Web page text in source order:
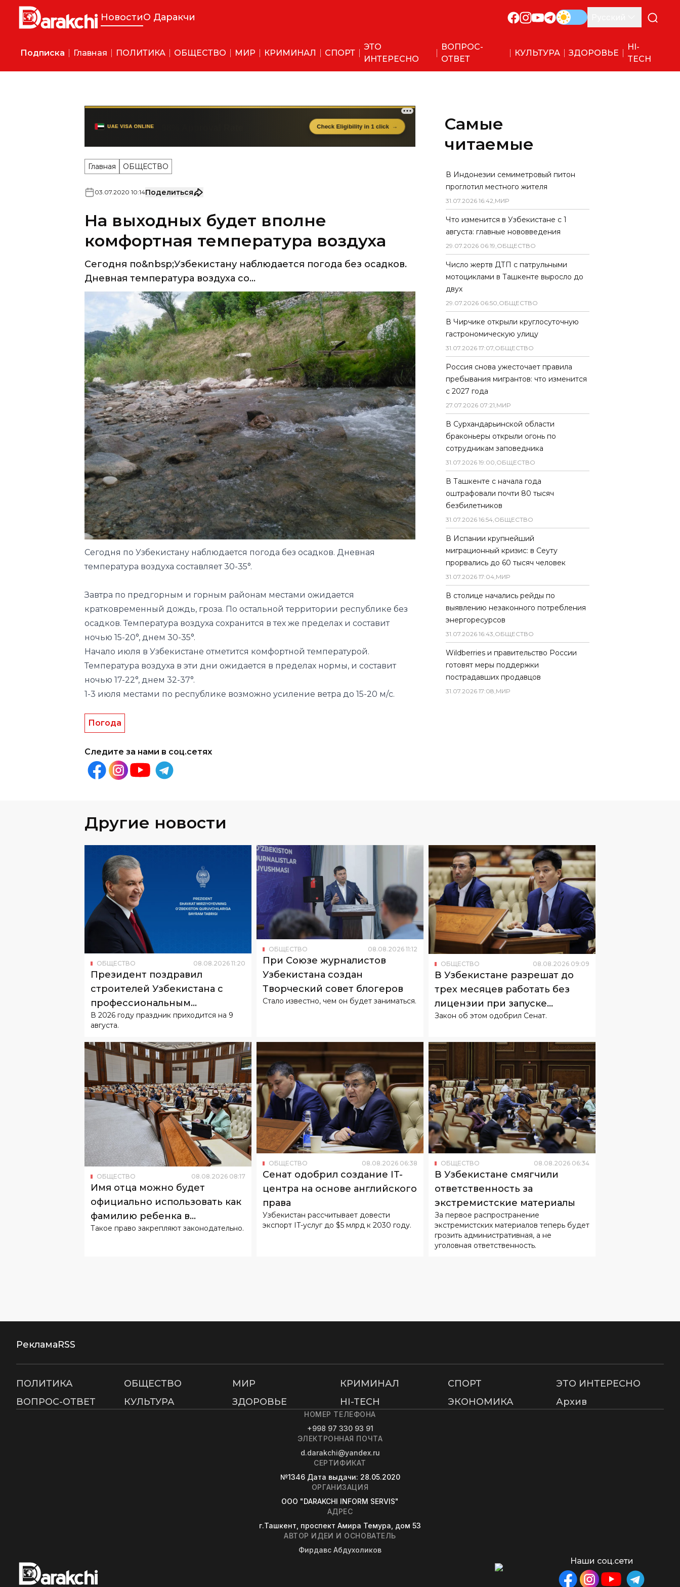
НовостиО Даракчи
Подписка Главная ПОЛИТИКА ОБЩЕСТВО МИР КРИМИНАЛ СПОРТ
ЭТО
ИНТЕРЕСНО
ВОПРОС-
ОТВЕТ
КУЛЬТУРА ЗДОРОВЬЕ
HI-
TECH
Главная ОБЩЕСТВО
03 07 2020 10:14Поделиться
На выходных будет вполне
комфортная температура воздуха
Сегодня по&nbsp;Узбекистану наблюдается погода без осадков.
Дневная температура воздуха со...
Сегодня по Узбекистану наблюдается погода без осадков. Дневная
температура воздуха составляет 30-35°.
Завтра по предгорным и горным районам местами ожидается
кратковременный дождь, гроза. По остальной территории республике без
осадков. Температура воздуха сохранится в тех же пределах и составит
ночью 15-20°, днем 30-35°.
Начало июля в Узбекистане отметится комфортной температурой.
Температура воздуха в эти дни ожидается в пределах нормы, и составит
ночью 17-22°, днем 32-37°.
1-3 июля местами по республике возможно усиление ветра до 15-20 м/с.
Погода
Следите за нами в соц.сетях
Самые
читаемые
В Индонезии семиметровый питон
проглотил местного жителя
31.07.2026 16:42,МИР
Что изменится в Узбекистане с 1
августа: главные нововведения
29.07.2026 06:19,ОБЩЕСТВО
Число жертв ДТП с патрульными
мотоциклами в Ташкенте выросло до
двух
29.07.2026 06:50,ОБЩЕСТВО
В Чирчике открыли круглосуточную
гастрономическую улицу
31.07.2026 17:07,ОБЩЕСТВО
Россия снова ужесточает правила
пребывания мигрантов: что изменится
с 2027 года
27.07.2026 07:21,МИР
В Сурхандарьинской области
браконьеры открыли огонь по
сотрудникам заповедника
31.07.2026 19:00,ОБЩЕСТВО
В Ташкенте с начала года
оштрафовали почти 80 тысяч
безбилетников
31.07.2026 16:54,ОБЩЕСТВО
В Испании крупнейший
миграционный кризис: в Сеуту
прорвались до 60 тысяч человек
31.07.2026 17:04,МИР
В столице начались рейды по
выявлению незаконного потребления
энергоресурсов
31.07.2026 16:43,ОБЩЕСТВО
Wildberries и правительство России
готовят меры поддержки
пострадавших продавцов
31.07.2026 17:08,МИР
Другие новости
ОБЩЕСТВО 08.08.2026 11:20
Президент поздравил
строителей Узбекистана с
профессиональным
праздником
В 2026 году праздник приходится на 9
августа.
ОБЩЕСТВО 08.08.2026 11:12
При Союзе журналистов
Узбекистана создан
Творческий совет блогеров
Стало известно, чем он будет заниматься.
ОБЩЕСТВО 08.08.2026 09:09
В Узбекистане разрешат до
трех месяцев работать без
лицензии при запуске
бизнеса
Закон об этом одобрил Сенат.
ОБЩЕСТВО 08.08.2026 08:17
Имя отца можно будет
официально использовать как
фамилию ребенка в
Узбекистане
Такое право закрепляют законодательно.
ОБЩЕСТВО 08.08.2026 06:38
Сенат одобрил создание IT-
центра на основе английского
права
Узбекистан рассчитывает довести
экспорт IT-услуг до $5 млрд к 2030 году.
ОБЩЕСТВО 08.08.2026 06:34
В Узбекистане смягчили
ответственность за
экстремистские материалы
За первое распространение
экстремистских материалов теперь будет
грозить административная, а не
уголовная ответственность.
РекламаRSS
ПОЛИТИКА ОБЩЕСТВО МИР КРИМИНАЛ СПОРТ
ЭТО ИНТЕРЕСНО
ВОПРОС-ОТВЕТ
КУЛЬТУРА ЗДОРОВЬЕ HI-TECH ЭКОНОМИКА Архив
НОМЕР ТЕЛЕФОНА
+998 97 330 93 91
ЭЛЕКТРОННАЯ ПОЧТА
d.darakchi@yandex.ru
СЕРТИФИКАТ
№1346 Дата выдачи: 28.05.2020
ОРГАНИЗАЦИЯ
OOO "DARAKCHI INFORM SERVIS"
АДРЕС
г.Ташкент, проспект Амира Темура, дом 53
АВТОР ИДЕИ И ОСНОВАТЕЛЬ
Фирдавс Абдухоликов
Наши соц.сети